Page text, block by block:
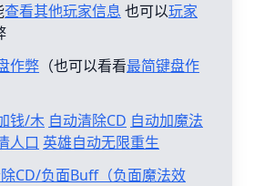
查看其他玩家信息 也可以玩家
作弊 （也可以看看最简键盘作
钱/木 自动清除CD 自动加魔法
人口 英雄自动无限重生
CD/负面Buff（负面魔法效